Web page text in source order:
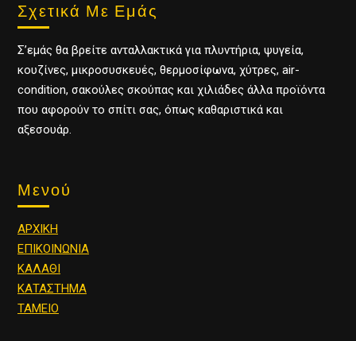
Σχετικά Με Εμάς
Σ’εμάς θα βρείτε ανταλλακτικά για πλυντήρια, ψυγεία,
κουζίνες, μικροσυσκευές, θερμοσίφωνα, χύτρες, air-
condition, σακούλες σκούπας και χιλιάδες άλλα προϊόντα
που αφορούν το σπίτι σας, όπως καθαριστικά και
αξεσουάρ.
Μενού
ΑΡΧΙΚΗ
ΕΠΙΚΟΙΝΩΝΙΑ
ΚΑΛΑΘΙ
ΚΑΤΑΣΤΗΜΑ
ΤΑΜΕΙΟ